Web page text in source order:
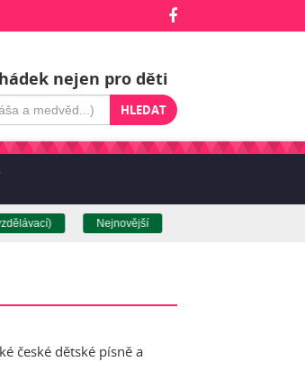
nejen pro děti
HLEDAT
Nejnovější
české dětské písně a